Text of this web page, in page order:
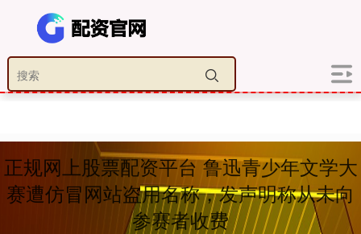
正规网上股票配资平台 鲁迅青少年文学大
赛遭仿冒网站盗用名称，发声明称从未向
参赛者收费